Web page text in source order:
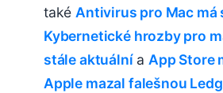
také Antivirus pro Mac má
Kybernetické hrozby pro
stále aktuálnía App Store
Apple mazal falešnou